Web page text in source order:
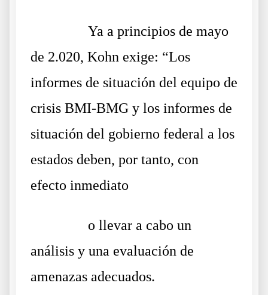
Ya a principios de mayo
de 2.020, Kohn exige: “Los
informes de situación del equipo de
crisis BMI-BMG y los informes de
situación del gobierno federal a los
estados deben, por tanto, con
efecto inmediato
o llevar a cabo un
análisis y una evaluación de
amenazas adecuados.